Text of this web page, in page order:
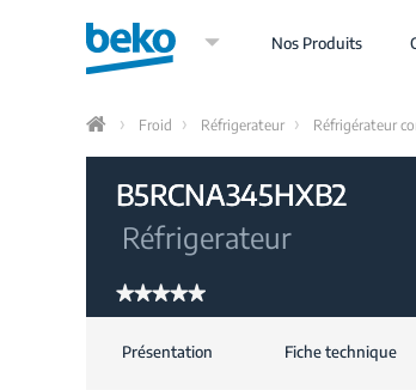
Nos Produits
Home
Froid Réfrigerateur Réfrigérateur
B5RCNA345HXB2
Réfrigerateur
★★★★★
★★★★★
de
Présentation Fiche technique